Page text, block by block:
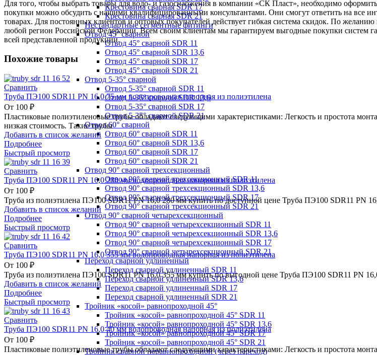
Крестовина сварная SDR 17
Крестовина сварная SDR 21
Нестандартные сегментные фитинги
Отвод 45° сварной
Отвод 45° сварной SDR 11
Отвод 45° сварной SDR 13,6
Отвод 45° сварной SDR 17
Отвод 45° сварной SDR 21
Отвод 5-35° сварной
Отвод 5-35° сварной SDR 11
Отвод 5-35° сварной SDR 13,6
Отвод 5-35° сварной SDR 17
Отвод 5-35° сварной SDR 21
Отвод 60° сварной
Отвод 60° сварной SDR 11
Отвод 60° сварной SDR 13,6
Отвод 60° сварной SDR 17
Отвод 60° сварной SDR 21
Отвод 90° сварной трехсекционный
Отвод 90° сварной трехсекционный SDR 11
Отвод 90° сварной трехсекционный SDR 13,6
Отвод 90° сварной трехсекционный SDR 17
Отвод 90° сварной трехсекционный SDR 21
Отвод 90° сварной четырехсекционный
Отвод 90° сварной четырехсекционный SDR 11
Отвод 90° сварной четырехсекционный SDR 13,6
Отвод 90° сварной четырехсекционный SDR 17
Отвод 90° сварной четырехсекционный SDR 21
Переход сварной удлиненный
Переход сварной удлиненный SDR 11
Переход сварной удлиненный SDR 13,6
Переход сварной удлиненный SDR 17
Переход сварной удлиненный SDR 21
Тройник «косой» равнопроходной 45°
Тройник «косой» равнопроходной 45° SDR 11
Тройник «косой» равнопроходной 45° SDR 13,6
Тройник «косой» равнопроходной 45° SDR 17
Тройник «косой» равнопроходной 45° SDR 21
Тройник сварной неравнопроходной (через переход)
Для того, чтобы выбрать товары для водо- и газоснабжения в компании «СК Пласт», необходимо
покупки можно обсудить с нашими квалифицированными консультантами. Они смогут ответить на все
товарах. Для постоянных клиентов и оптовых покупателей действует гибкая система скидок. По
любой регион Российской Федерации. Всем своим клиентам мы гарантируем выгодные покупки систем
всей представленной продукции.
Похожие товары
Сравнить
Труба ПЭ100 SDR11 PN 16,0 75 мм водопроводная напорная из полиэтилена
От 100 ₽
Пластиковые полиэтиленовые трубы обладают следующими характеристиками: Легкость и простота
низкая стоимость. Такие трубы
Добавить в список желаний
Подробнее
Быстрый просмотр
Сравнить
Труба ПЭ100 SDR11 PN 16,0 280 мм водопроводная напорная из полиэтилена
От 100 ₽
Труба из полиэтилена ПЭ100 SDR11 PN 16,0 280 мм купить по доступной цене Труба ПЭ100 SDR11 PN
Добавить в список желаний
Подробнее
Быстрый просмотр
Сравнить
Труба ПЭ100 SDR11 PN 16,0 355 мм водопроводная напорная из полиэтилена
От 100 ₽
Труба из полиэтилена ПЭ100 SDR11 PN 16,0 355 мм купить по выгодной цене Труба ПЭ100 SDR11 PN
Добавить в список желаний
Подробнее
Быстрый просмотр
Сравнить
Труба ПЭ100 SDR11 PN 16,0 40 мм водопроводная напорная из полиэтилена
От 100 ₽
Пластиковые полиэтиленовые трубы обладают следующими характеристиками: Легкость и простота